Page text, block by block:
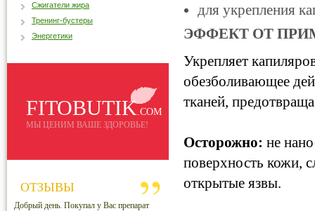
для укрепления
ЭФФЕКТ ОТ
Укрепляет
обезболивающее
тканей,
Осторожно: не
поверхность кожи,
открытые язвы.
Сжигатели жира
Тренинг-бустеры
Энергетики
FITOBUTIK.COM
МЫ ЦЕНИМ ВАШЕ ЗДОРОВЬЕ!
ОТЗЫВЫ
Добрый день. Покупал у Вас препарат